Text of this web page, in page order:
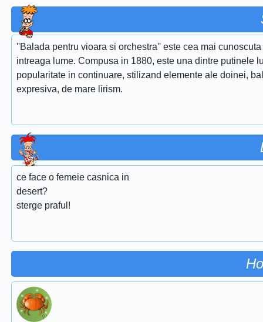
''Balada pentru vioara si orchestra'' este cea mai
intreaga lume. Compusa in 1880, este una dintre putinele
popularitate in continuare, stilizand elemente ale doinei,
expresiva, de mare lirism.
ce face o femeie casnica in
desert?
sterge praful!